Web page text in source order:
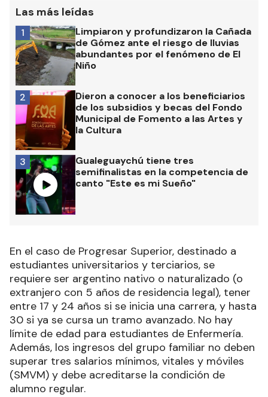
Las más leídas
Limpiaron y profundizaron la Cañada
de Gómez ante el riesgo de lluvias
abundantes por el fenómeno de El
Niño
1
Dieron a conocer a los beneficiarios
de los subsidios y becas del Fondo
Municipal de Fomento a las Artes y
la Cultura
2
Gualeguaychú tiene tres
semifinalistas en la competencia de
canto "Este es mi Sueño"
3
En el caso de Progresar Superior, destinado a
estudiantes universitarios y terciarios, se
requiere ser argentino nativo o naturalizado (o
extranjero con 5 años de residencia legal), tener
entre 17 y 24 años si se inicia una carrera, y hasta
30 si ya se cursa un tramo avanzado. No hay
límite de edad para estudiantes de Enfermería.
Además, los ingresos del grupo familiar no deben
superar tres salarios mínimos, vitales y móviles
(SMVM) y debe acreditarse la condición de
alumno regular.